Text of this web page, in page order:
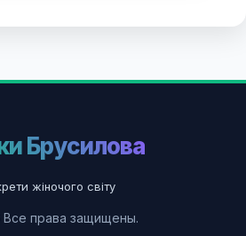
Брусилова
жіночого світу
права защищены.